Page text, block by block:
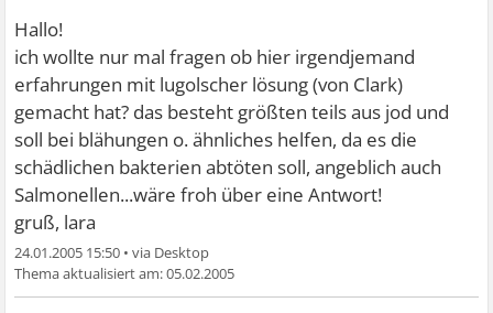
Hallo!
ich wollte nur mal fragen ob hier irgendjemand
erfahrungen mit lugolscher lösung (von Clark)
gemacht hat? das besteht größten teils aus jod und
soll bei blähungen o. ähnliches helfen, da es die
schädlichen bakterien abtöten soll, angeblich auch
Salmonellen...wäre froh über eine Antwort!
gruß, lara
24.01.2005 15:50 •
05.02.2005